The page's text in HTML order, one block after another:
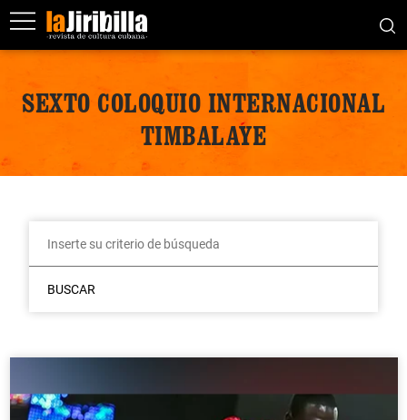
SEXTO COLOQUIO INTERNACIONAL
TIMBALAYE
BUSCAR